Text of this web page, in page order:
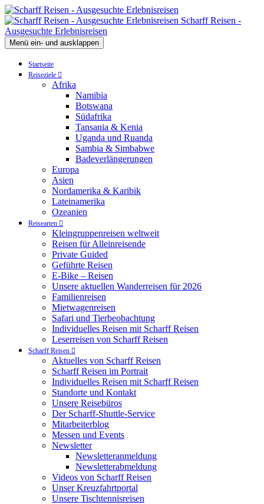
Scharff Reisen -
Ausgesuchte Erlebnisreisen
Menü ein- und ausklappen
Startseite
Reiseziele
Afrika
Namibia
Botswana
Südafrika
Tansania & Kenia
Uganda und Ruanda
Sambia & Simbabwe
Badeverlängerungen
Europa
Asien
Nordamerika & Karibik
Lateinamerika
Ozeanien
Reisearten
Kleingruppenreisen weltweit
Reisen für Alleinreisende
Private Guided
Geführte Reisen
E-Bike – Reisen
Unsere aktuellen Wanderreisen für 2026
Familienreisen
Mietwagenreisen
Safari und Tierbeobachtung
Individuelles Reisen mit Scharff Reisen
Leserreisen von Scharff Reisen
Scharff Reisen
Aktuelles von Scharff Reisen
Scharff Reisen im Portrait
Individuelles Reisen mit Scharff Reisen
Standorte und Kontakt
Unsere Reisebüros
Der Scharff-Shuttle-Service
Mitarbeiterblog
Messen und Events
Newsletter
Newsletteranmeldung
Newsletterabmeldung
Videos von Scharff Reisen
Unser Kreuzfahrtportal
Unsere Tischtennisreisen